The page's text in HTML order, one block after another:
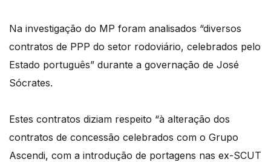
Na investigação do MP foram analisados “diversos
contratos de PPP do setor rodoviário, celebrados pelo
Estado português” durante a governação de José
Sócrates.
Estes contratos diziam respeito “à alteração dos
contratos de concessão celebrados com o Grupo
Ascendi, com a introdução de portagens nas ex-SCUT